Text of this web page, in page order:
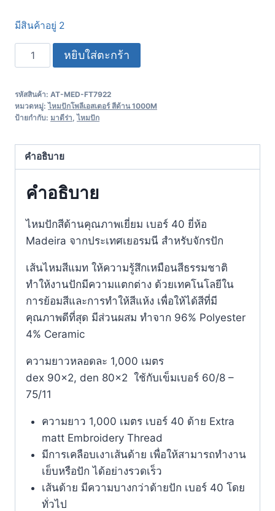
มีสินค้าอยู่ 2
หยิบใส่ตะกร้า
รหัสสินค้า: AT-MED-FT7922
หมวดหมู่:ไหมปักโพลีเอสเตอร์ สีด้าน 1000M
ป้ายกำกับ: มาดีร่า ,ไหมปัก
คำอธิบาย
คำอธิบาย
ไหมปักสีด้านคุณภาพเยี่ยม เบอร์ 40 ยี่ห้อ
Madeira จากประเทศเยอรมนี สำหรับจักรปัก
เส้นไหมสีแมท ให้ความรู้สึกเหมือนสีธรรมชาติ
ทำให้งานปักมีความแตกต่าง ด้วยเทคโนโลยีใน
การย้อมสีและการทำให้สีแห้ง เพื่อให้ได้สีที่มี
คุณภาพดีที่สุด มีส่วนผสม ทำจาก 96% Polyester
4% Ceramic
ความยาวหลอดละ 1,000 เมตร
dex 90×2, den 80×2 ใช้กับเข็มเบอร์ 60/8 –
75/11
ความยาว 1,000 เมตร เบอร์ 40 ด้าย Extra
matt Embroidery Thread
มีการเคลือบเงาเส้นด้าย เพื่อให้สามารถทำงาน
เย็บหรือปัก ได้อย่างรวดเร็ว
เส้นด้าย มีความบางกว่าด้ายปัก เบอร์ 40 โดย
ทั่วไป